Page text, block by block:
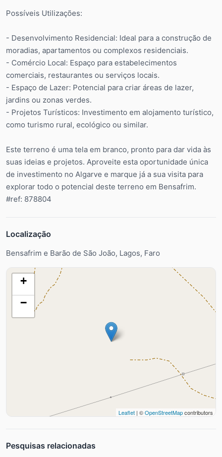
Possíveis Utilizações:
- Desenvolvimento Residencial: Ideal para a construção de
moradias, apartamentos ou complexos residenciais.
- Comércio Local: Espaço para estabelecimentos
comerciais, restaurantes ou serviços locais.
- Espaço de Lazer: Potencial para criar áreas de lazer,
jardins ou zonas verdes.
- Projetos Turísticos: Investimento em alojamento turístico,
como turismo rural, ecológico ou similar.
Este terreno é uma tela em branco, pronto para dar vida às
suas ideias e projetos. Aproveite esta oportunidade única
de investimento no Algarve e marque já a sua visita para
explorar todo o potencial deste terreno em Bensafrim.
#ref: 878804
Localização
Bensafrim e Barão de São João, Lagos, Faro
+
−
Leaflet | ©OpenStreetMapcontributors
Pesquisas relacionadas